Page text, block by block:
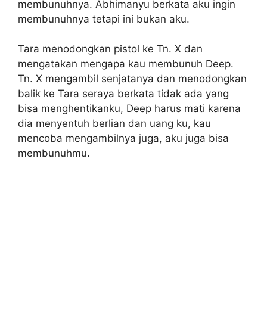
membunuhnya. Abhimanyu berkata aku ingin
membunuhnya tetapi ini bukan aku.
Tara menodongkan pistol ke Tn. X dan
mengatakan mengapa kau membunuh Deep.
Tn. X mengambil senjatanya dan menodongkan
balik ke Tara seraya berkata tidak ada yang
bisa menghentikanku, Deep harus mati karena
dia menyentuh berlian dan uang ku, kau
mencoba mengambilnya juga, aku juga bisa
membunuhmu.